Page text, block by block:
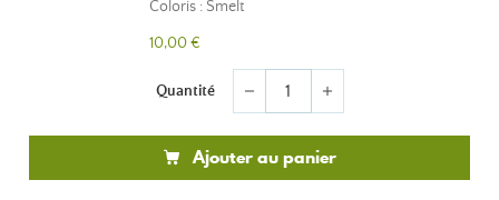
Coloris : Smelt
10,00 €
Quantité remove add
Ajouter au panier